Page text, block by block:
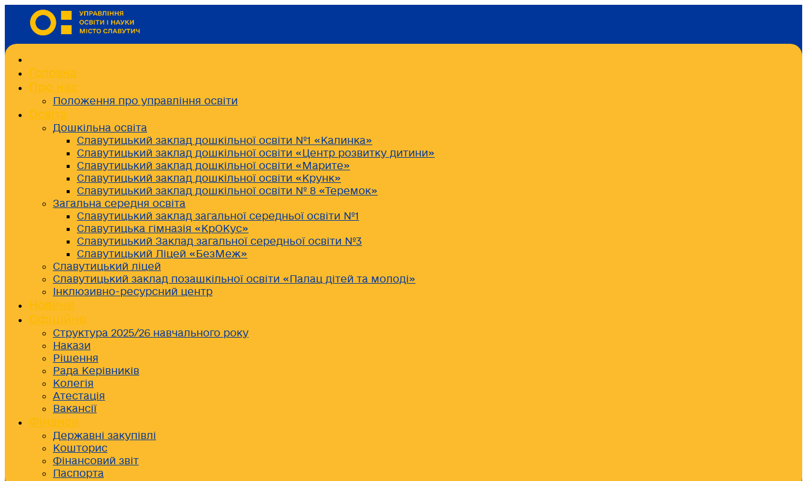
Головна
Про нас
Положення про управління освіти
Освіта
Дошкільна освіта
Славутицький заклад дошкільної освіти №1 «Калинка»
Славутицький заклад дошкільної освіти «Центр розвитку дитини»
Славутицький заклад дошкільної освіти «Марите»
Славутицький заклад дошкільної освіти «Крунк»
Славутицький заклад дошкільної освіти № 8 «Теремок»
Загальна середня освіта
Славутицький заклад загальної середньої освіти №1
Славутицька гімназія «КрОКус»
Славутицький Заклад загальної середньої освіти №3
Славутицький Ліцей «БезМеж»
Славутицький ліцей
Славутицький заклад позашкільної освіти «Палац дітей та молоді»
Інклюзивно-ресурсний центр
Новини
Офіційно
Структура 2025/26 навчального року
Накази
Рішення
Рада Керівників
Колегія
Атестація
Вакансії
Фінанси
Державні закупівлі
Кошторис
Фінансовий звіт
Паспорта